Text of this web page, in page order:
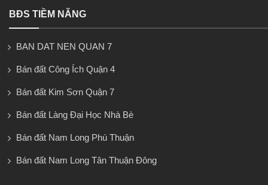
BĐS TIỀM NĂNG
BAN DAT NEN QUAN 7
Bán đất Công Ích Quận 4
Bán đất Kim Sơn Quận 7
Bán đất Làng Đại Học Nhà Bè
Bán đất Nam Long Phú Thuận
Bán đất Nam Long Tân Thuận Đông